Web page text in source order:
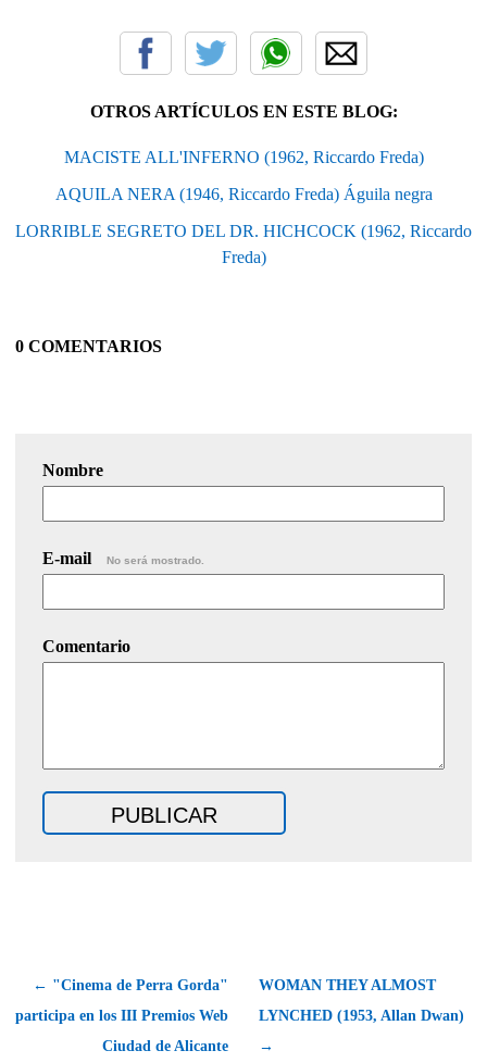
OTROS ARTÍCULOS EN ESTE BLOG:
MACISTE ALL'INFERNO (1962, Riccardo Freda)
AQUILA NERA (1946, Riccardo Freda) Águila negra
LORRIBLE SEGRETO DEL DR. HICHCOCK (1962, Riccardo
Freda)
0 COMENTARIOS
Nombre
E-mail No será mostrado.
Comentario
← "Cinema de Perra Gorda"
participa en los III Premios Web
Ciudad de Alicante
WOMAN THEY ALMOST
LYNCHED (1953, Allan Dwan)
→